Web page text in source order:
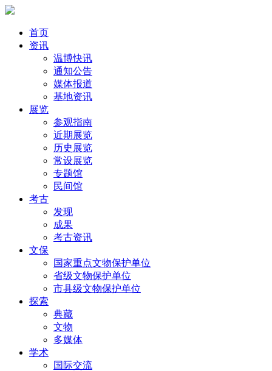
首页
资讯
温博快讯
通知公告
媒体报道
基地资讯
展览
参观指南
近期展览
历史展览
常设展览
专题馆
民间馆
考古
发现
成果
考古资讯
文保
国家重点文物保护单位
省级文物保护单位
市县级文物保护单位
探索
典藏
文物
多媒体
学术
国际交流